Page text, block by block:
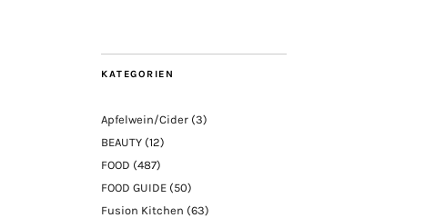
KATEGORIEN
Apfelwein/Cider (3)
BEAUTY (12)
FOOD (487)
FOOD GUIDE (50)
Fusion Kitchen (63)